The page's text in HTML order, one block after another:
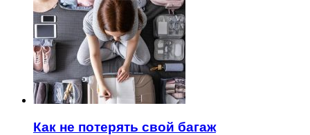
Как не потерять свой багаж